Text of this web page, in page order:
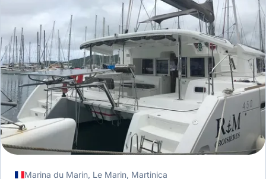
Marina du Marin, Le Marin, Martinica